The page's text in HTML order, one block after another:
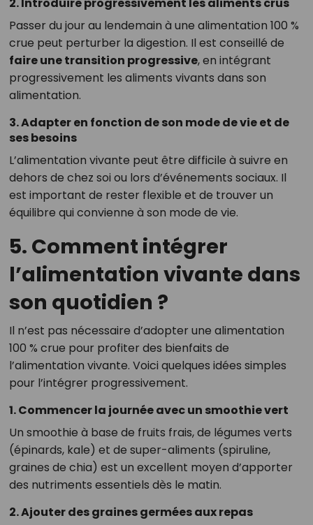
Passer du jour au lendemain à une alimentation 100 %
crue peut perturber la digestion. Il est conseillé de
faire une transition progressive, en intégrant
progressivement les aliments vivants dans son
alimentation.
3. Adapter en fonction de son mode de vie et de
ses besoins
L’alimentation vivante peut être difficile à suivre en
dehors de chez soi ou lors d’événements sociaux. Il
est important de rester flexible et de trouver un
équilibre qui convienne à son mode de vie.
5. Comment intégrer
l’alimentation vivante dans
son quotidien ?
Il n’est pas nécessaire d’adopter une alimentation
100 % crue pour profiter des bienfaits de
l’alimentation vivante. Voici quelques idées simples
pour l’intégrer progressivement.
1. Commencer la journée avec un smoothie vert
Un smoothie à base de fruits frais, de légumes verts
(épinards, kale) et de super-aliments (spiruline,
graines de chia) est un excellent moyen d’apporter
des nutriments essentiels dès le matin.
2. Ajouter des graines germées aux repas